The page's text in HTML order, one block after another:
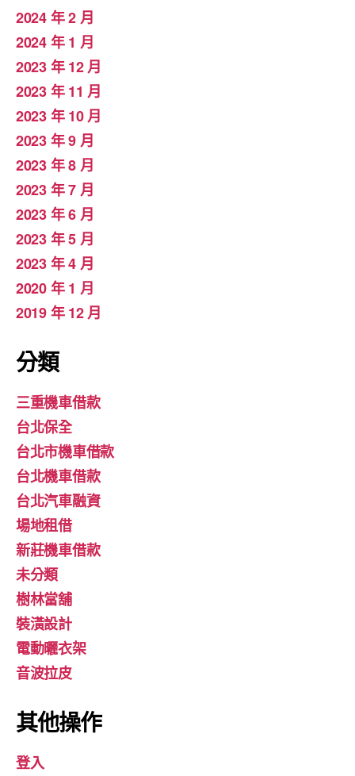
2024 年 2 月
2024 年 1 月
2023 年 12 月
2023 年 11 月
2023 年 10 月
2023 年 9 月
2023 年 8 月
2023 年 7 月
2023 年 6 月
2023 年 5 月
2023 年 4 月
2020 年 1 月
2019 年 12 月
分類
三重機車借款
台北保全
台北市機車借款
台北機車借款
台北汽車融資
場地租借
新莊機車借款
未分類
樹林當舖
裝潢設計
電動曬衣架
音波拉皮
其他操作
登入